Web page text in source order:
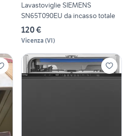
Lavastoviglie SIEMENS
SN65T090EU da incasso totale
120 €
Vicenza (VI)